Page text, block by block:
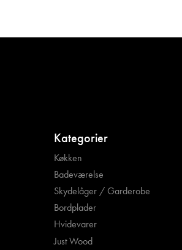
Kategorier
Køkken
Badeværelse
Skydelåger / Garderobe
Bordplader
Hvidevarer
Just Wood